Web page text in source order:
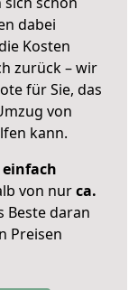
dabei
Kosten
zurück – wir
für Sie, das
von
kann.
einfach
von nurca.
Beste daran
Preisen